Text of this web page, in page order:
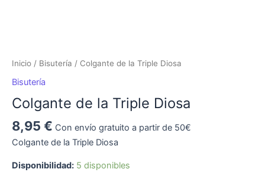
Inicio / Bisutería / Colgante de la Triple Diosa
Bisutería
Colgante de la Triple Diosa
8,95 € Con envío gratuito a partir de 50€
Colgante de la Triple Diosa
Disponibilidad: 5 disponibles